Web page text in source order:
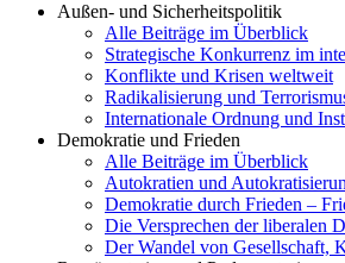
Außen- und Sicherheitspolitik
Alle Beiträge im Überblick
Strategische Konkurrenz im
Konflikte und Krisen weltweit
Radikalisierung und
Internationale Ordnung und
Demokratie und Frieden
Alle Beiträge im Überblick
Autokratien und
Demokratie durch Frieden –
Die Versprechen der liberalen
Der Wandel von Gesellschaft,